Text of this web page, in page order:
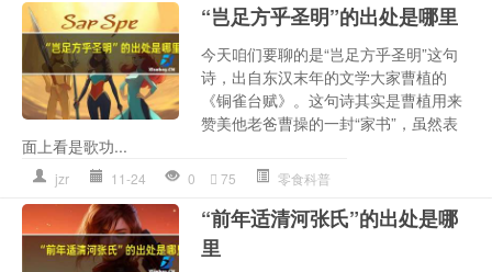
“岂足方乎圣明”的出处是哪里
今天咱们要聊的是“岂足方乎圣明”这句
诗，出自东汉末年的文学大家曹植的
《铜雀台赋》。这句诗其实是曹植用来
赞美他老爸曹操的一封“家书”，虽然表
面上看是歌功...
jzr 11-24 0 75 零食科普
“前年适清河张氏”的出处是哪
里